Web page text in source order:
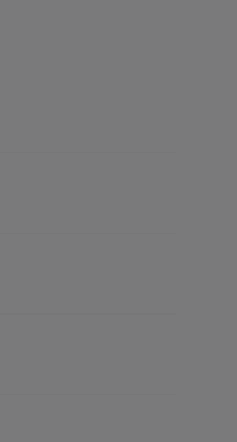
We zullen u graag te